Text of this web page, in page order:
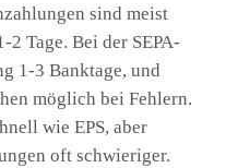
sind meist
Tage. Bei der SEPA-
1-3 Banktage, und
möglich bei Fehlern.
wie EPS, aber
oft schwieriger.